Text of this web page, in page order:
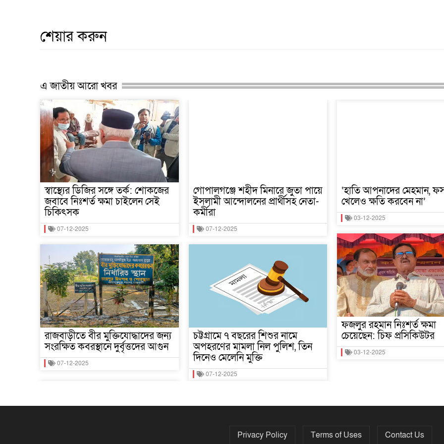
শেয়ার করুন
এ জাতীয় আরো খবর
স্বাস্থ্যের ডিজির সঙ্গে তর্ক: শোকজের
জবাবে নিঃশর্ত ক্ষমা চাইলেন সেই
চিকিৎসক
07-12-2025
রাজবাড়ীতে বীর মুক্তিযোদ্ধাদের জন্য
সংরক্ষিত কবরস্থানে দুর্বৃত্তদের আগুন
07-12-2025
গোপালগঞ্জে শহীদ মিনারে জুতা পায়ে
ইসলামী আন্দোলনের প্রার্থীসহ নেতা-
কর্মীরা
07-12-2025
চট্টগ্রামে ৭ বছরের শিশুর নামে
অপহরণের মামলা নিল পুলিশ, তিন
দিনেও মেলেনি মুক্তি
07-12-2025
‘হাতি আপনাদের মেহমান,
খেলেও ক্ষতি করবেন না’
03-12-2025
ফজলুর রহমান নিঃশর্ত ক্ষমা
চেয়েছেন: চিফ প্রসিকিউটর
03-12-2025
Privacy Policy Terms of Uses Contact Us